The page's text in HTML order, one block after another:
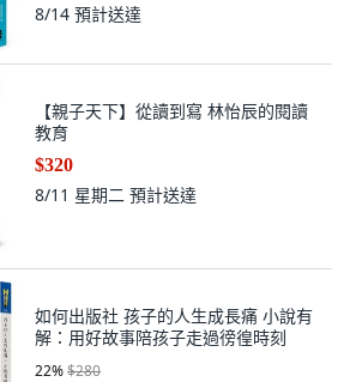
8/14 預計送達
【親子天下】從讀到寫 林怡辰的閱讀
教育
$320
8/11 星期二 預計送達
如何出版社 孩子的人生成長痛 小說有
解：用好故事陪孩子走過徬徨時刻
22%$280